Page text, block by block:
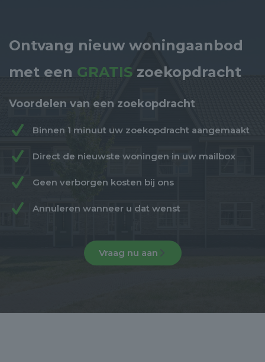
Ontvang nieuw woningaanbod
met een GRATIS zoekopdracht
Voordelen van een zoekopdracht
Binnen 1 minuut uw zoekopdracht aangemaakt
Direct de nieuwste woningen in uw mailbox
Geen verborgen kosten bij ons
Annuleren wanneer u dat wenst
Vraag nu aan